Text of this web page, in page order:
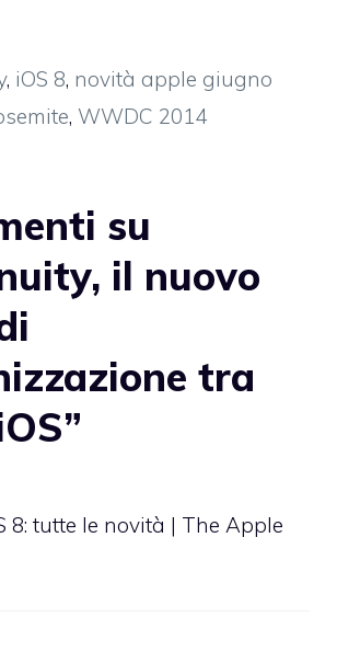
, iOS 8, novità apple giugno
, WWDC 2014
su
il nuovo
tra
8: tutte le novità | The Apple